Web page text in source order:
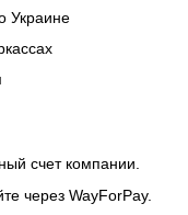
Украине
счет компании.
через WayForPay.